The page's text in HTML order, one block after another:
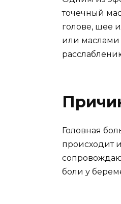
точечный
голове, шее
или маслами
Головная
происходит
боли у